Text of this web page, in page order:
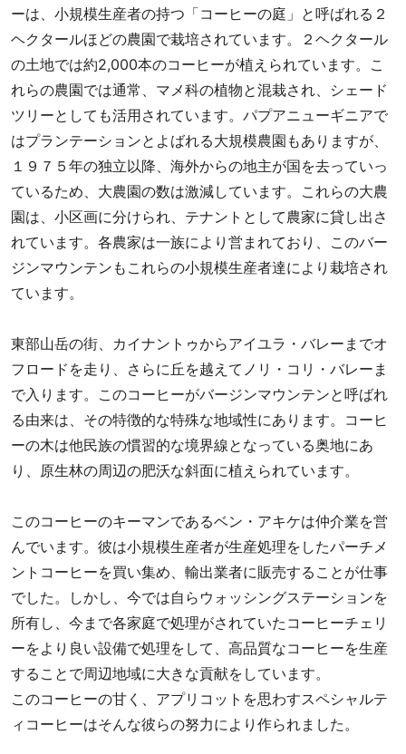
に
す
る
ス
ペ
シ
ル
テ
ィ
コ
ー
豆
専
門
店
ーは、小規模生産者の持つ「コーヒーの庭」と呼ばれる２
ヘクタールほどの農園で栽培されています。２ヘクタール
の土地では約2,000本のコーヒーが植えられています。こ
れらの農園では通常、マメ科の植物と混栽され、シェード
ツリーとしても活用されています。パプアニューギニアで
はプランテーションとよばれる大規模農園もありますが、
１９７５年の独立以降、海外からの地主が国を去っていっ
ているため、大農園の数は激減しています。これらの大農
園は、小区画に分けられ、テナントとして農家に貸し出さ
れています。各農家は一族により営まれており、このバー
ジンマウンテンもこれらの小規模生産者達により栽培され
ています。
東部山岳の街、カイナントゥからアイユラ・バレーまでオ
フロードを走り、さらに丘を越えてノリ・コリ・バレーま
で入ります。このコーヒーがバージンマウンテンと呼ばれ
る由来は、その特徴的な特殊な地域性にあります。コーヒ
ーの木は他民族の慣習的な境界線となっている奥地にあ
り、原生林の周辺の肥沃な斜面に植えられています。
このコーヒーのキーマンであるベン・アキケは仲介業を営
んでいます。彼は小規模生産者が生産処理をしたパーチメ
ントコーヒーを買い集め、輸出業者に販売することが仕事
でした。しかし、今では自らウォッシングステーションを
所有し、今まで各家庭で処理がされていたコーヒーチェリ
ーをより良い設備で処理をして、高品質なコーヒーを生産
することで周辺地域に大きな貢献をしています。
このコーヒーの甘く、アプリコットを思わすスペシャルテ
ィコーヒーはそんな彼らの努力により作られました。